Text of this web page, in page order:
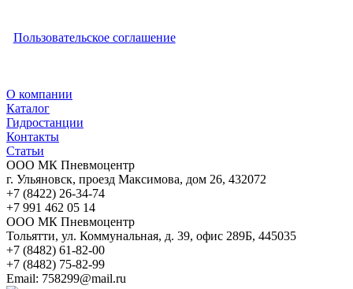
Пользовательское соглашение
О компании
Каталог
Гидростанции
Контакты
Статьи
ООО МК Пневмоцентр
г. Ульяновск, проезд Максимова, дом 26, 432072
+7 (8422) 26-34-74
+7 991 462 05 14
ООО МК Пневмоцентр
Тольятти, ул. Коммунальная, д. 39, офис 289Б, 445035
+7 (8482) 61-82-00
+7 (8482) 75-82-99
Email: 758299@mail.ru